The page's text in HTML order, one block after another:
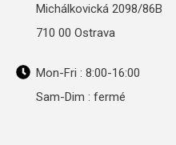
Michálkovická 2098/86B
710 00 Ostrava
Mon-Fri : 8:00-16:00
Sam-Dim : fermé